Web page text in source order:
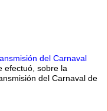
del Carnaval
efectuó, sobre la
del Carnaval de